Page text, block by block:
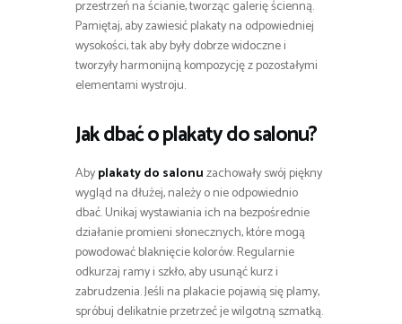
przestrzeń na ścianie, tworząc galerię ścienną.
Pamiętaj, aby zawiesić plakaty na odpowiedniej
wysokości, tak aby były dobrze widoczne i
tworzyły harmonijną kompozycję z pozostałymi
elementami wystroju.
Jak dbać oplakaty do salonu?
Abyplakaty do salonuzachowały swój piękny
wygląd na dłużej, należy o nie odpowiednio
dbać. Unikaj wystawiania ich na bezpośrednie
działanie promieni słonecznych, które mogą
powodować blaknięcie kolorów. Regularnie
odkurzaj ramy i szkło, aby usunąć kurz i
zabrudzenia. Jeśli na plakacie pojawią się plamy,
spróbuj delikatnie przetrzeć je wilgotną szmatką.